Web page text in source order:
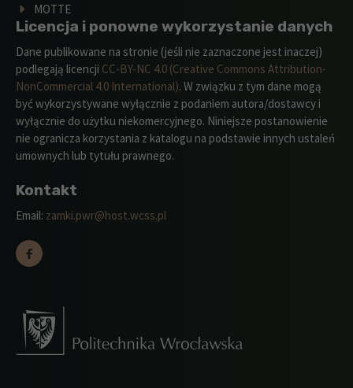
MOTTE
Licencja i ponowne wykorzystanie danych
Dane publikowane na stronie (jeśli nie zaznaczone jest inaczej)
podlegają licencji CC-BY-NC 4.0 (Creative Commons Attribution-
NonCommercial 4.0 International). W związku z tym dane mogą
być wykorzystywane wyłącznie z podaniem autora/dostawcy i
wyłącznie do użytku niekomercyjnego. Niniejsze postanowienie
nie ogranicza korzystania z katalogu na podstawie innych ustaleń
umownych lub tytułu prawnego.
Kontakt
Email: zamki.pwr@host.wcss.pl